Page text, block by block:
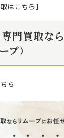
はこちら】
門買取なら
ブ）
ら